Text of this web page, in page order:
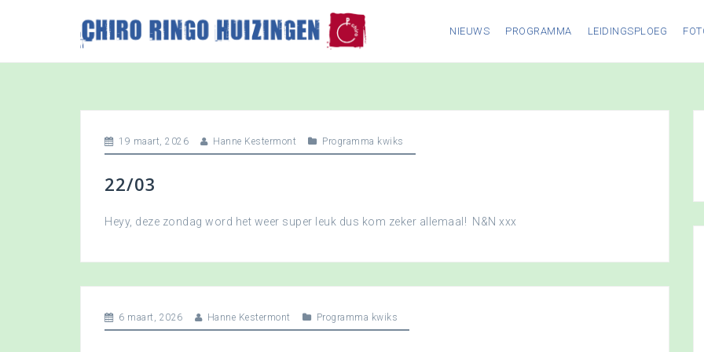
p
NIEUWS PROGRAMMA LEIDINGSPLOEG
19 maart, 2026 Hanne Kestermont Programma kwiks
22/03
Heyy, deze zondag word het weer super leuk dus kom zeker allemaal! N&N xxx
6 maart, 2026 Hanne Kestermont Programma kwiks